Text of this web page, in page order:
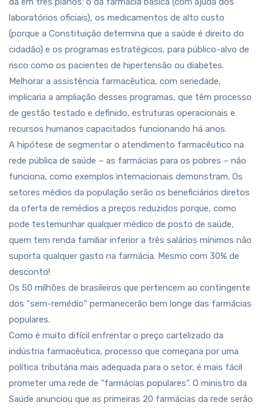
laboratórios oficiais), os medicamentos de alto custo
(porque a Constituição determina que a saúde é direito do
cidadão) e os programas estratégicos, para público-alvo de
risco como os pacientes de hipertensão ou diabetes.
Melhorar a assistência farmacêutica, com seriedade,
implicaria a ampliação desses programas, que têm processo
de gestão testado e definido, estruturas operacionais e
recursos humanos capacitados funcionando há anos.
A hipótese de segmentar o atendimento farmacêutico na
rede pública de saúde – as farmácias para os pobres – não
funciona, como exemplos internacionais demonstram. Os
setores médios da população serão os beneficiários diretos
da oferta de remédios a preços reduzidos porque, como
pode testemunhar qualquer médico de posto de saúde,
quem tem renda familiar inferior a três salários mínimos não
suporta qualquer gasto na farmácia. Mesmo com 30% de
desconto!
Os 50 milhões de brasileiros que pertencem ao contingente
dos “sem-remédio” permanecerão bem longe das farmácias
populares.
Como é muito difícil enfrentar o preço cartelizado da
indústria farmacêutica, processo que começaria por uma
política tributária mais adequada para o setor, é mais fácil
prometer uma rede de “farmácias populares”. O ministro da
Saúde anunciou que as primeiras 20 farmácias da rede serão